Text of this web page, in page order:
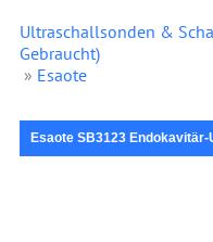
Ultraschallsonden &
Gebraucht)
» Esaote
Esaote SB3123